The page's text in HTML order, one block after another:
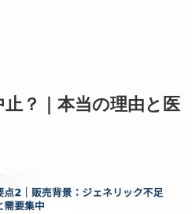
？｜本当の理由と医